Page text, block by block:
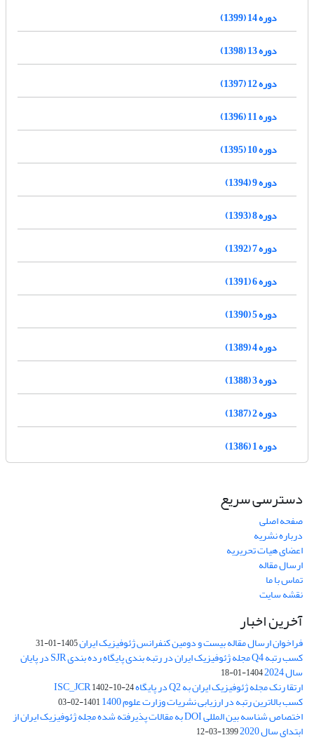
دوره 14 (1399)
دوره 13 (1398)
دوره 12 (1397)
دوره 11 (1396)
دوره 10 (1395)
دوره 9 (1394)
دوره 8 (1393)
دوره 7 (1392)
دوره 6 (1391)
دوره 5 (1390)
دوره 4 (1389)
دوره 3 (1388)
دوره 2 (1387)
دوره 1 (1386)
دسترسی سریع
صفحه اصلی
درباره نشریه
اعضای هیات تحریریه
ارسال مقاله
تماس با ما
نقشه سایت
آخرین اخبار
فراخوان ارسال مقاله بیست و دومین کنفرانس ژئوفیزیک ایران1405-01-31
کسب رتبه Q4 مجله ژئوفیزیک ایران در رتبه بندی پایگاه رده بندی SJR در پایان
سال 2024 1404-01-18
ارتقا رنک مجله ژئوفیزیک ایران به Q2 در پایگاه ISC_JCR 1402-10-24
کسب بالاترین رتبه در ارزیابی نشریات وزارت علوم 1400 1401-02-03
اختصاص شناسه بین المللی DOI به مقالات پذیرفته شده مجله ژئوفیزیک ایران از
ابتدای سال 2020 1399-03-12